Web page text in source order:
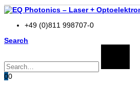
+49 (0)811 998707-0
Search
00